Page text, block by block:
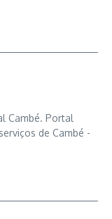
Cambé. Portal
de Cambé -